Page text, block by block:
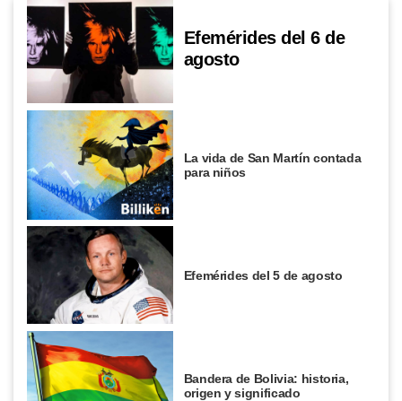
Efemérides del 6 de
agosto
La vida de San Martín contada
para niños
Efemérides del 5 de agosto
Bandera de Bolivia: historia,
origen y significado